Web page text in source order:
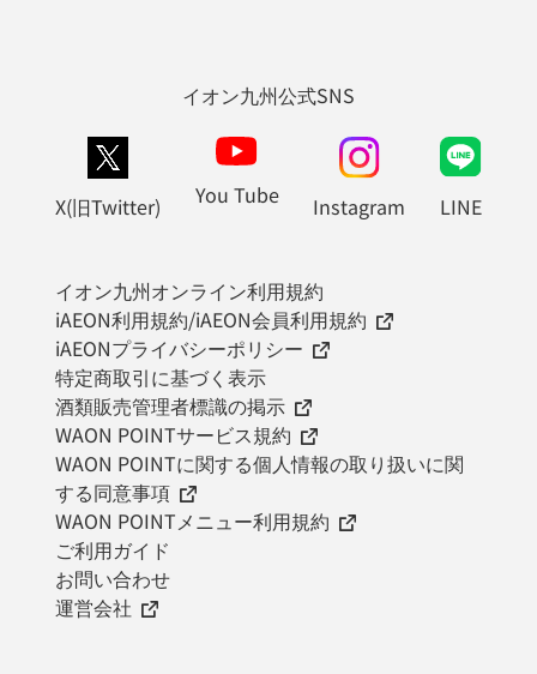
イオン九州公式SNS
X(旧Twitter) You Tube Instagram LINE
イオン九州オンライン利用規約
iAEON利用規約/iAEON会員利用規約
iAEONプライバシーポリシー
特定商取引に基づく表示
酒類販売管理者標識の掲示
WAON POINTサービス規約
WAON POINTに関する個人情報の取り扱いに関
する同意事項
WAON POINTメニュー利用規約
ご利用ガイド
お問い合わせ
運営会社